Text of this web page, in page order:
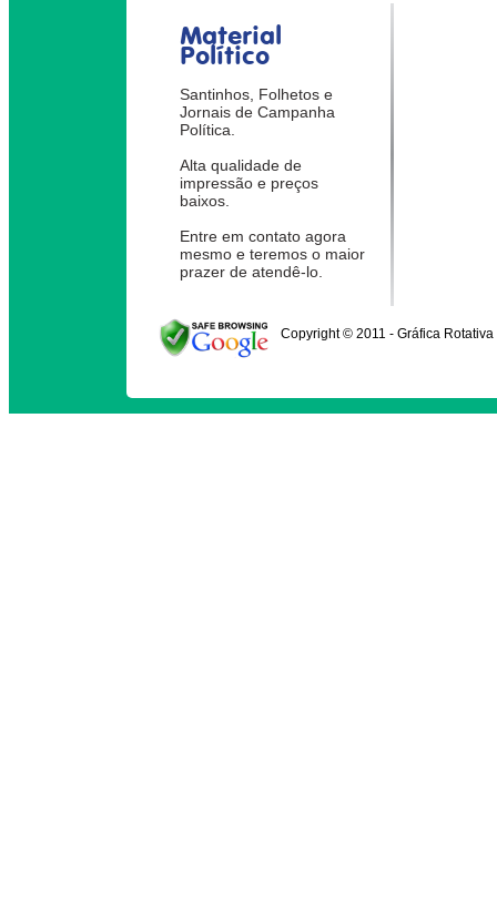
Material
Político
Santinhos, Folhetos e
Jornais de Campanha
Política.
Alta qualidade de
impressão e preços
baixos.
Entre em contato agora
mesmo e teremos o maior
prazer de atendê-lo.
Copyright © 2011 - Gráfica